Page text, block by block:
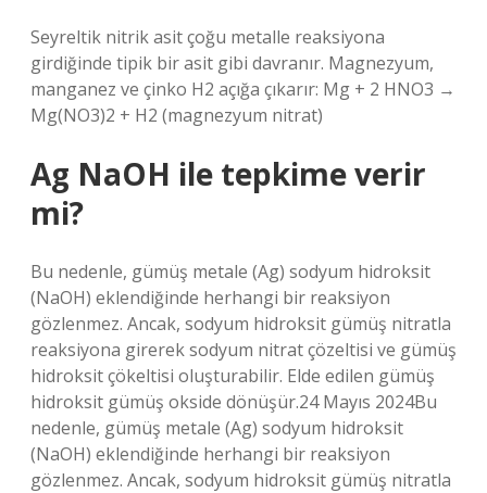
Seyreltik nitrik asit çoğu metalle reaksiyona
girdiğinde tipik bir asit gibi davranır. Magnezyum,
manganez ve çinko H2 açığa çıkarır: Mg + 2 HNO3 →
Mg(NO3)2 + H2 (magnezyum nitrat)
Ag NaOH ile tepkime verir
mi?
Bu nedenle, gümüş metale (Ag) sodyum hidroksit
(NaOH) eklendiğinde herhangi bir reaksiyon
gözlenmez. Ancak, sodyum hidroksit gümüş nitratla
reaksiyona girerek sodyum nitrat çözeltisi ve gümüş
hidroksit çökeltisi oluşturabilir. Elde edilen gümüş
hidroksit gümüş okside dönüşür.24 Mayıs 2024Bu
nedenle, gümüş metale (Ag) sodyum hidroksit
(NaOH) eklendiğinde herhangi bir reaksiyon
gözlenmez. Ancak, sodyum hidroksit gümüş nitratla